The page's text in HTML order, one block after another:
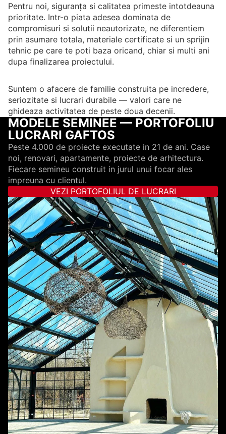
Pentru noi, siguranța si calitatea primeste intotdeauna
prioritate. Intr-o piata adesea dominata de
compromisuri si solutii neautorizate, ne diferentiem
prin asumare totala, materiale certificate si un sprijin
tehnic pe care te poti baza oricand, chiar si multi ani
dupa finalizarea proiectului.
Suntem o afacere de familie construita pe incredere,
seriozitate si lucrari durabile — valori care ne
ghideaza activitatea de peste doua decenii.
MODELE SEMINEE — PORTOFOLIU
LUCRARI GAFTOS
Peste 4.000 de proiecte executate in 21 de ani. Case
noi, renovari, apartamente, proiecte de arhitectura.
Fiecare semineu construit in jurul unui focar ales
impreuna cu clientul.
VEZI PORTOFOLIUL DE LUCRARI